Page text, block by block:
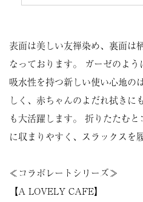
表面は美しい友禅染め、裏面は
なっております。 ガーゼのよ
吸水性を持つ新しい使い心地の
しく、赤ちゃんのよだれ拭きに
も大活躍します。 折りたたむ
に収まりやすく、スラックスを
≪コラボレートシリーズ≫
【A LOVELY CAFE】